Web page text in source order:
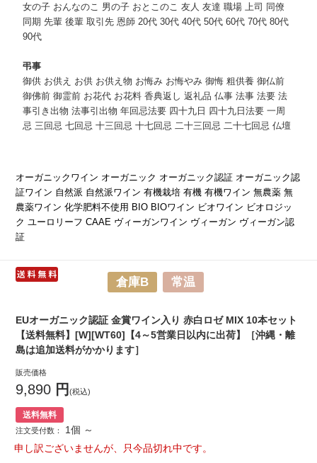
女の子 おんなのこ 男の子 おとこのこ 友人 友達 職場 上司 同僚
同期 先輩 後輩 取引先 恩師 20代 30代 40代 50代 60代 70代 80代
90代
弔事
御供 お供え お供 お供え物 お悔み お悔やみ 御悔 粗供養 御仏前
御佛前 御霊前 お花代 お花料 香典返し 返礼品 仏事 法事 法要 法
事引き出物 法事引出物 年回忌法要 四十九日 四十九日法要 一周
忌 三回忌 七回忌 十三回忌 十七回忌 二十三回忌 二十七回忌 仏壇
オーガニックワイン オーガニック オーガニック認証 オーガニック認
証ワイン 自然派 自然派ワイン 有機栽培 有機 有機ワイン 無農薬 無
農薬ワイン 化学肥料不使用 BIO BIOワイン ビオワイン ビオロジッ
ク ユーロリーフ CAAE ヴィーガンワイン ヴィーガン ヴィーガン認
証
倉庫B 常温
EUオーガニック認証 金賞ワイン入り 赤白ロゼ MIX 10本セット
【送料無料】[W][WT60]【4～5営業日以内に出荷】［沖縄・離
島は追加送料がかかります］
販売価格
9,890 円(税込)
送料無料
注文受付数：
1個 ～
申し訳ございませんが、只今品切れ中です。